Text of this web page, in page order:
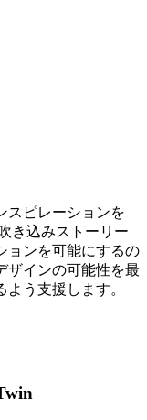
スピレーションを
き込みストーリー
ョンを可能にするの
ザインの可能性を最
う支援します。